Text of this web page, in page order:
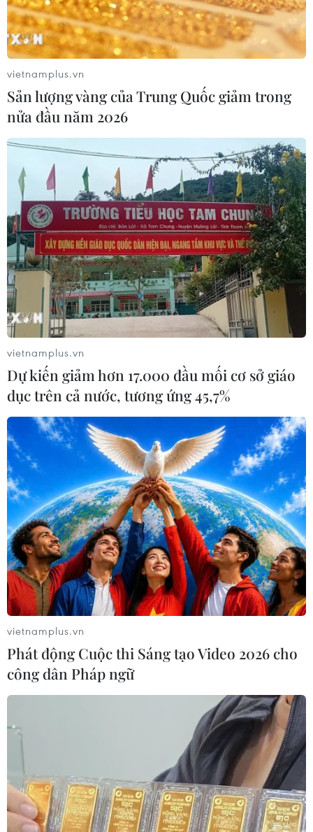
Cá sấu xổng chuồng dài 5m nặng 590kg ăn
thịt người huấn luyện
16/01/2019 04:49
Khi đang được cho ăn, một con cá sấu khổng lồ dài 5m
đã nhảy ra khỏi chuồng quây, tấn công nhà nghiên cứu
động vật hoang dã đang cho nó ăn và sau đó có lẽ đã
ăn thịt người này.
vietnamplus.vn
Sản lượng vàng của Trung Quốc giảm trong
nửa đầu năm 2026
vietnamplus.vn
Dự kiến giảm hơn 17.000 đầu mối cơ sở giáo
dục trên cả nước, tương ứng 45,7%
vietnamplus.vn
Phát động Cuộc thi Sáng tạo Video 2026 cho
công dân Pháp ngữ